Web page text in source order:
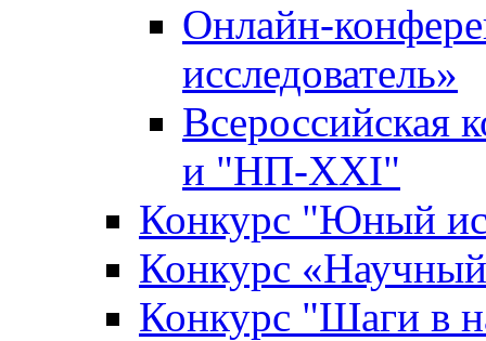
Онлайн-
исследователь»
и "НП-XXI"
Конкурс "Юный
Конкурс
Конкурс "Шаги в